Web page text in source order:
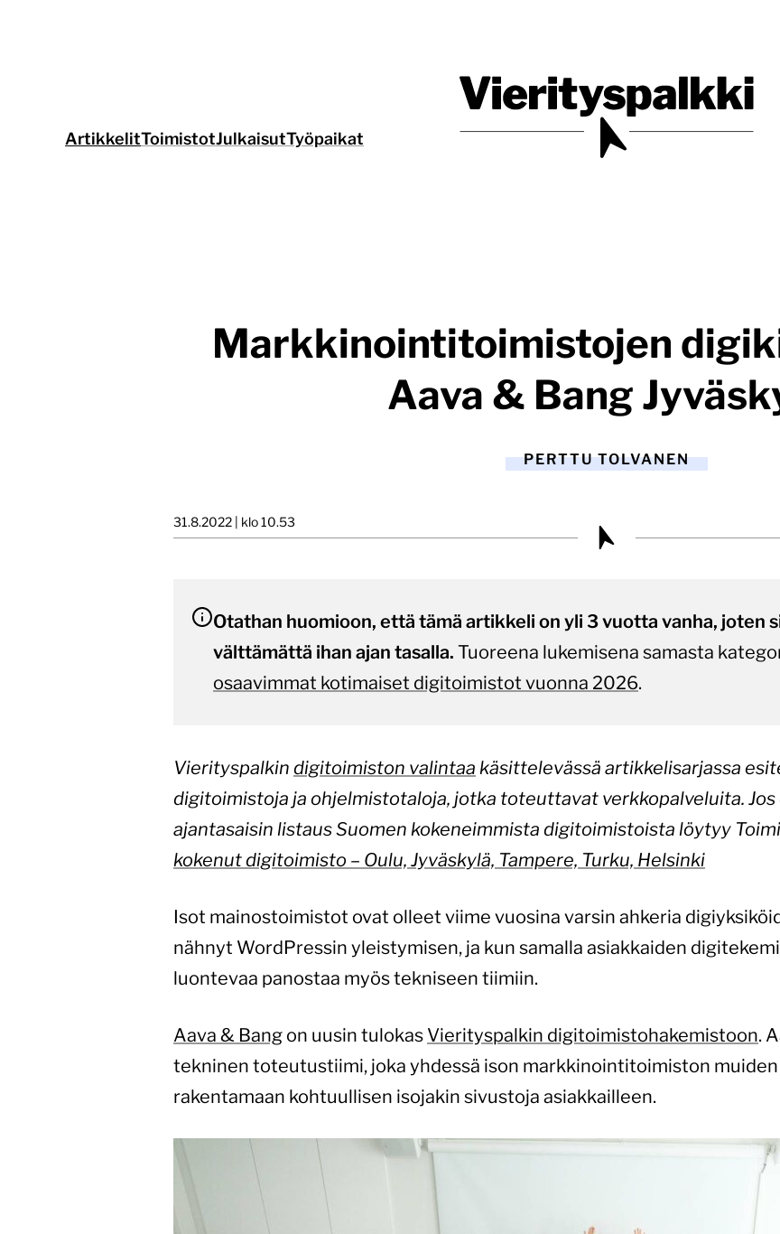
ArtikkelitToimistotJulkaisutTyöpaikat
Vierityspalkki.fi
Markkinointitoimistojen
Aava & Bang
PERTTU TOLVANEN
31.8.2022 | klo 10.53
Otathan huomioon, että tämä artikkeli on yli 3 vuotta vanha, joten
välttämättä ihan ajan tasalla. Tuoreena lukemisena samasta
osaavimmat kotimaiset digitoimistot vuonna 2026.
Vierityspalkin digitoimiston valintaa käsittelevässä artikkelisarjassa
digitoimistoja ja ohjelmistotaloja, jotka toteuttavat verkkopalveluita.
ajantasaisin listaus Suomen kokeneimmista digitoimistoista löytyy
kokenut digitoimisto – Oulu, Jyväskylä, Tampere, Turku, Helsinki
Isot mainostoimistot ovat olleet viime vuosina varsin ahkeria
nähnyt WordPressin yleistymisen, ja kun samalla asiakkaiden
luontevaa panostaa myös tekniseen tiimiin.
Aava & Bang on uusin tulokas Vierityspalkin digitoimistohakemistoon.
tekninen toteutustiimi, joka yhdessä ison markkinointitoimiston muiden
rakentamaan kohtuullisen isojakin sivustoja asiakkailleen.